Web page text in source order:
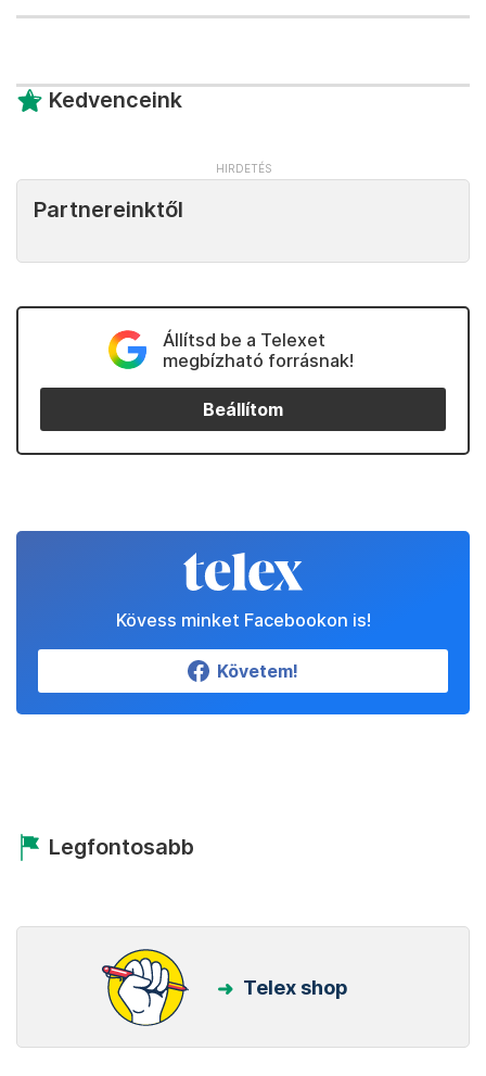
Kedvenceink
Partnereinktől
Állítsd be a Telexet
megbízható forrásnak!
Beállítom
Kövess minket Facebookon is!
Követem!
Legfontosabb
Telex shop